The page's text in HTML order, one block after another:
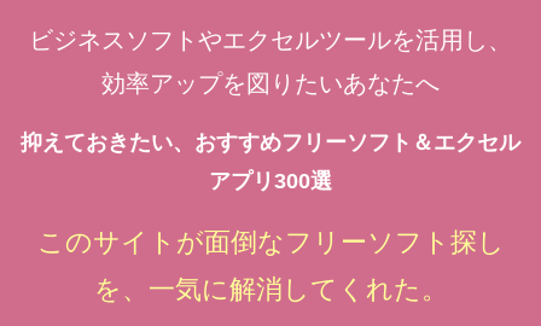
ビジネスソフトやエクセルツールを活用し、
効率アップを図りたいあなたへ
抑えておきたい、おすすめフリーソフト＆エクセル
アプリ300選
このサイトが面倒なフリーソフト探し
を、一気に解消してくれた。